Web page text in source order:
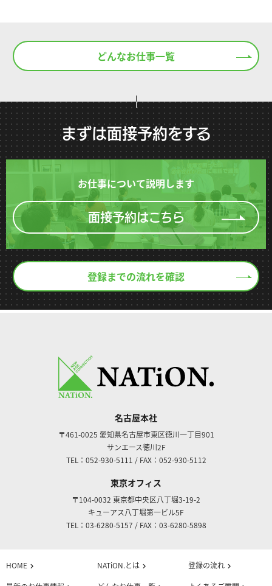
どんなお仕事一覧
まずは面接予約をする
お仕事について説明します
面接予約はこちら
登録までの流れを確認
名古屋本社
〒461-0025 愛知県名古屋市東区徳川一丁目901
サンエース徳川2F
TEL：052-930-5111 / FAX：052-930-5112
東京オフィス
〒104-0032 東京都中央区八丁堀3-19-2
キューアス八丁堀第一ビル5F
TEL：03-6280-5157 / FAX：03-6280-5898
HOME chevron_right NATiON.とはchevron_right 登録の流れchevron_right